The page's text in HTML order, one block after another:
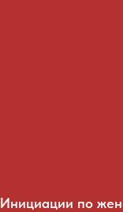
Инициации по